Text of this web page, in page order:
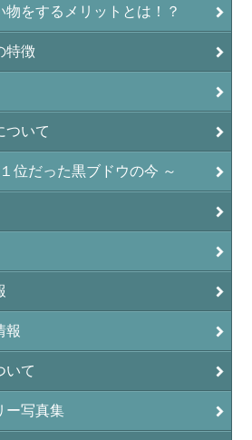
をするメリットとは！？
特徴
ついて
位だった黒ブドウの今 ～
報
いて
ー写真集